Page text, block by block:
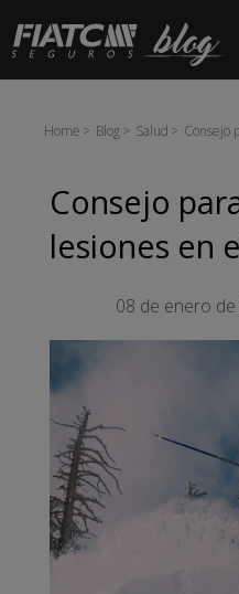
Saltar al contenido principal
Home Blog Salud Consejo
Consejo
lesiones en
08 de enero